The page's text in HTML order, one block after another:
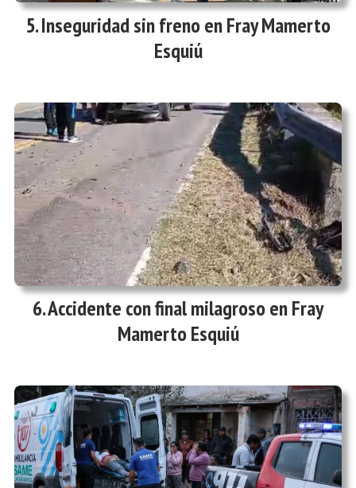
Inseguridad sin freno en Fray Mamerto
Esquiú
Accidente con final milagroso en Fray
Mamerto Esquiú